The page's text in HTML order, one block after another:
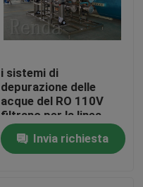
i sistemi di
depurazione delle
acque del RO 110V
filtrano per la linea
bottiglia dell'animale
domestico/della
bottiglia di vetro
Invia richiesta